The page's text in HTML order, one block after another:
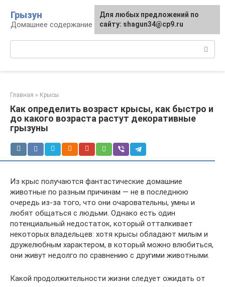
контенту
Грызун
Домашнее содержание грызунов
Главная » Крысы
Как определить возраст крысы, как быстро и
до какого возраста растут декоративные
грызуны
Из крыс получаются фантастические домашние
животные по разным причинам — не в последнюю
очередь из-за того, что они очаровательны, умны и
любят общаться с людьми. Однако есть один
потенциальный недостаток, который отталкивает
некоторых владельцев: хотя крысы обладают милым и
дружелюбным характером, в который можно влюбиться,
они живут недолго по сравнению с другими животными.
Какой продолжительности жизни следует ожидать от
Для любых предложений по
сайту: shagun34@cp9.ru